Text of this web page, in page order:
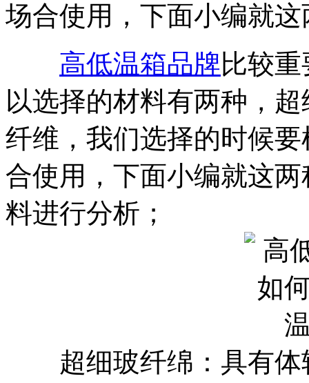
场合使用，下面小编就这
高低温箱品牌比较
以选择的材料有两种，
纤维，我们选择的时候
合使用，下面小编就这
料进行分析；
超细玻纤绵：具有体